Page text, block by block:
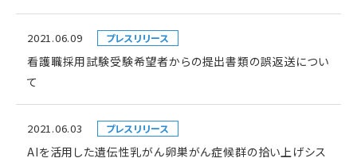
2021.06.09 プレスリリース
看護職採用試験受験希望者からの提出書類の誤返送につい
て
2021.06.03 プレスリリース
AIを活用した遺伝性乳がん卵巣がん症候群の拾い上げシス